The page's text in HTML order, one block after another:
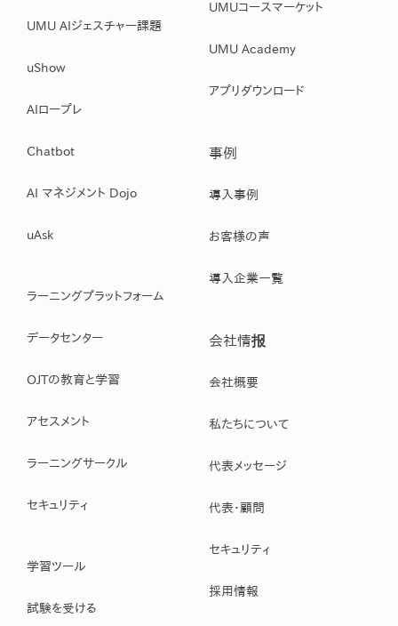
UMU AIジェスチャー課題
uShow
AIロープレ
Chatbot
AI マネジメント Dojo
uAsk
ラーニングプラットフォーム
データセンター
OJTの教育と学習
アセスメント
ラーニングサークル
セキュリティ
学習ツール
試験を受ける
UMUコースマーケット
UMU Academy
アプリダウンロード
事例
導入事例
お客様の声
導入企業一覧
会社情报
会社概要
私たちについて
代表メッセージ
代表・顧問
セキュリティ
採用情報